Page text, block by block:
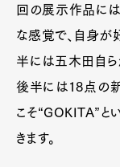
回の展示作品には
な感覚で、自身が
半には五木田自ら
後半には18点の
こそ“GOKITA”と
きます。